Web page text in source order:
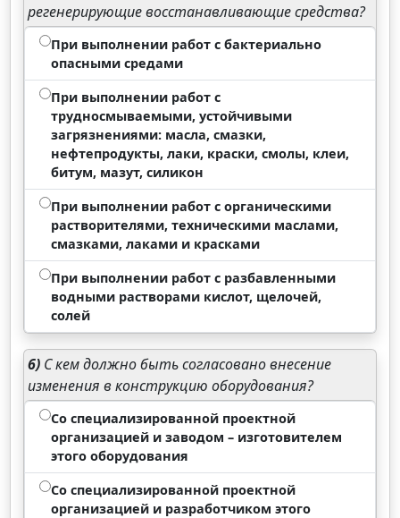
регенерирующие восстанавливающие средства?
При выполнении работ с бактериально
опасными средами
При выполнении работ с
трудносмываемыми, устойчивыми
загрязнениями: масла, смазки,
нефтепродукты, лаки, краски, смолы, клеи,
битум, мазут, силикон
При выполнении работ с органическими
растворителями, техническими маслами,
смазками, лаками и красками
При выполнении работ с разбавленными
водными растворами кислот, щелочей,
солей
6) С кем должно быть согласовано внесение
изменения в конструкцию оборудования?
Со специализированной проектной
организацией и заводом – изготовителем
этого оборудования
Со специализированной проектной
организацией и разработчиком этого